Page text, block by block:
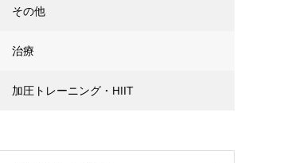
その他
治療
加圧トレーニング・HIIT